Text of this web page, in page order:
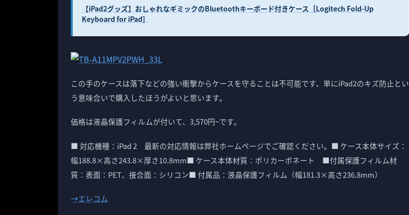
【iPad2グッズ】おしゃれなギミックのBluetoothキーボード付きケース［Logitech Fold-Up
Keyboard for iPad］
この手のケースは落下などの強い衝撃からケースを守ることは不可能です、単にiPad2のキズ防止とい
う意味合いで購入したほうがよいと思います。
価格は液晶保護フィルムが付いて、3,570円~です。
■ 対応機種：iPad 2 最新の対応情報は弊社ホームページでご確認ください。■ ケース本体サイズ：
幅188.8×高さ243.8×厚さ10.8mm■ ケース本体材質：ポリカーボネート ■付属保護フィルム材
質：表面：PET、接合面：シリコン■ 付属品：液晶保護フィルム（幅181.3×高さ236.8mm）
→エレコム